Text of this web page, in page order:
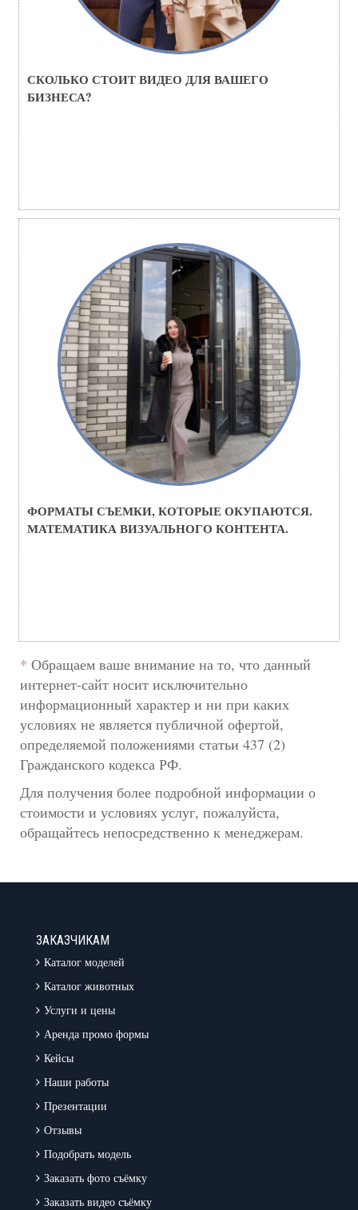
СКОЛЬКО СТОИТ ВИДЕО ДЛЯ ВАШЕГО
БИЗНЕСА?
ФОРМАТЫ СЪЕМКИ, КОТОРЫЕ ОКУПАЮТСЯ.
МАТЕМАТИКА ВИЗУАЛЬНОГО КОНТЕНТА.
* Обращаем ваше внимание на то, что данный
интернет-сайт носит исключительно
информационный характер и ни при каких
условиях не является публичной офертой,
определяемой положениями статьи 437 (2)
Гражданского кодекса РФ.
Для получения более подробной информации о
стоимости и условиях услуг, пожалуйста,
обращайтесь непосредственно к менеджерам.
ЗАКАЗЧИКАМ
Каталог моделей
Каталог животных
Услуги и цены
Аренда промо формы
Кейсы
Наши работы
Презентации
Отзывы
Подобрать модель
Заказать фото съёмку
Заказать видео съёмку